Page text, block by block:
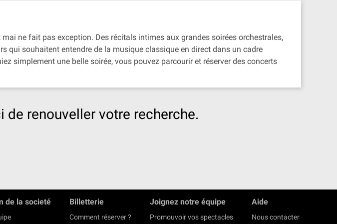
ne fait pas exception. Des récitals intimes aux grandes soirées orchestrales,
qui souhaitent entendre de la musique classique en direct dans un cadre
simplement une belle soirée, vous pouvez parcourir et réserver des concerts
de renouveller votre recherche.
de la societé Billetterie
Comment réserver ?
Joignez notre équipe
Promouvoir vos spectacles
Aide
Nous contacter